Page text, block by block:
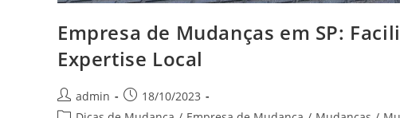
Empresa de Mudanças em SP:
Expertise Local
admin
18/10/2023